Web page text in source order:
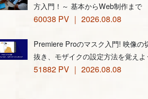
方入門！～ 基本からWeb制作まで
60038 PV ｜ 2026.08.08
Premiere Proのマスク入門! 映像の
抜き、モザイクの設定方法を覚えよ
51882 PV ｜ 2026.08.08